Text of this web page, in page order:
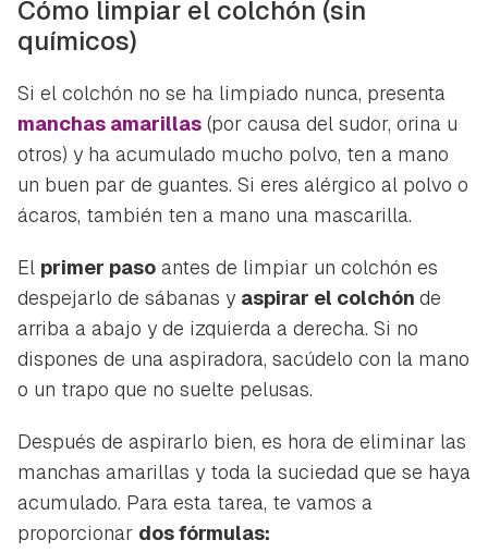
Cómo limpiar el colchón (sin
químicos)
Si el colchón no se ha limpiado nunca, presenta
manchas amarillas (por causa del sudor, orina u
otros) y ha acumulado mucho polvo, ten a mano
un buen par de guantes. Si eres alérgico al polvo o
ácaros, también ten a mano una mascarilla.
El primer paso antes de limpiar un colchón es
despejarlo de sábanas y aspirar el colchón de
arriba a abajo y de izquierda a derecha. Si no
dispones de una aspiradora, sacúdelo con la mano
o un trapo que no suelte pelusas.
Después de aspirarlo bien, es hora de eliminar las
manchas amarillas y toda la suciedad que se haya
acumulado. Para esta tarea, te vamos a
proporcionar dos fórmulas: